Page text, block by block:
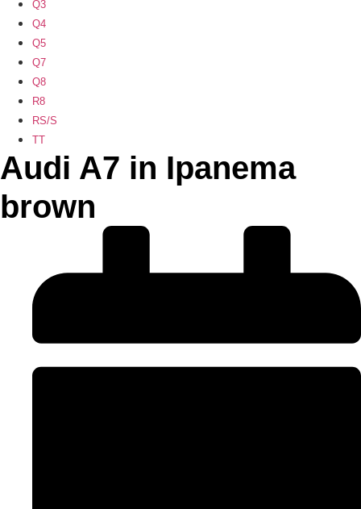
Q3
Q4
Q5
Q7
Q8
R8
RS/S
TT
Audi A7 in Ipanema
brown